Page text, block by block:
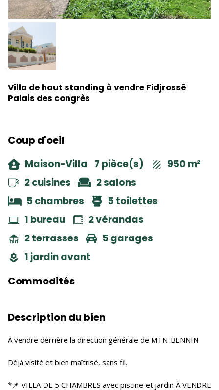
Villa de haut standing à vendre Fidjrossê
Palais des congrès
Coup d'oeil
Maison-Villa 7 pièce(s)
950 m²
2 cuisines
2 salons
5 chambres
5 toilettes
1 bureau
2 vérandas
2 terrasses
5 garages
1 jardin avant
Commodités
Description du bien
À vendre derrière la direction générale de MTN-BENNIN
Déjà visité et bien maîtrisé, sans fil.
*📌 VILLA DE 5 CHAMBRES avec piscine et jardin À VENDRE